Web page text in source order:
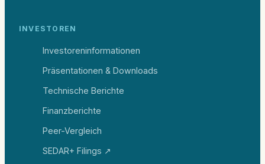
INVESTOREN
Investoreninformationen
Präsentationen & Downloads
Technische Berichte
Finanzberichte
Peer-Vergleich
SEDAR+ Filings ↗